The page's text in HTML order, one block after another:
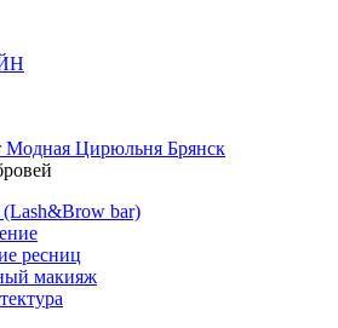
Модная Цирюльня Брянск
bar)
ресниц
макияж